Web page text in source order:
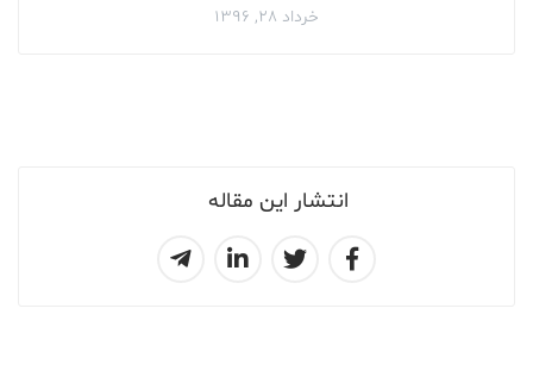
انتشار این مقاله
خرداد ۲۸, ۱۳۹۶